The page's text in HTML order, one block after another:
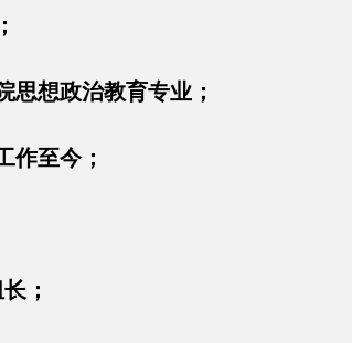
思想政治教育专业；
作至今；
；